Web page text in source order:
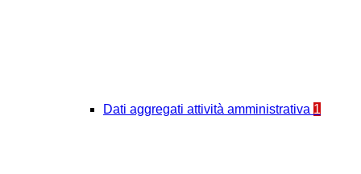
Dati aggregati attività amministrativa 1